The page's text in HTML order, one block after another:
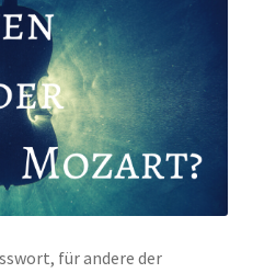
für andere der